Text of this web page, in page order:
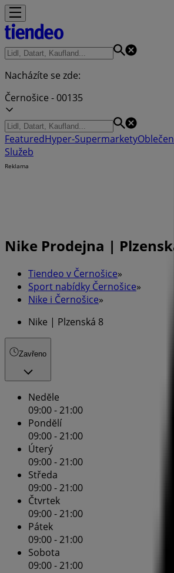
Nacházíte se zde:
Černošice - 00135
FeaturedHyper-Supermarkety
Služeb
Reklama
Nike Prodejna |
Tiendeo v Černošice»
Sport nabídky Černošice»
Nike i Černošice»
Nike | Plzenská 8
Zavřeno
Nedĕle
09:00 - 21:00
Pondĕlí
09:00 - 21:00
Úterý
09:00 - 21:00
Středa
09:00 - 21:00
Čtvrtek
09:00 - 21:00
Pátek
09:00 - 21:00
Sobota
09:00 - 21:00